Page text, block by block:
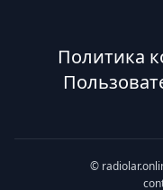
Политика
©